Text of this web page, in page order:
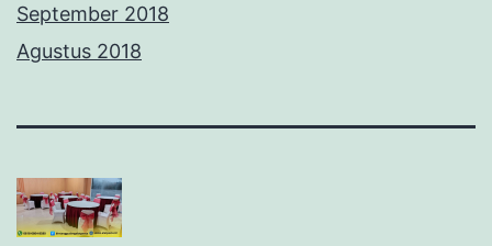
September 2018
Agustus 2018